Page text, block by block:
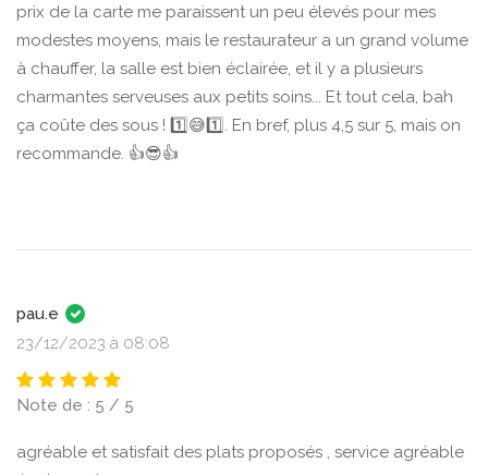
prix de la carte me paraissent un peu élevés pour mes
modestes moyens, mais le restaurateur a un grand volume
à chauffer, la salle est bien éclairée, et il y a plusieurs
charmantes serveuses aux petits soins... Et tout cela, bah
ça coûte des sous ! 1️⃣😅1️⃣. En bref, plus 4,5 sur 5, mais on
recommande. 👍😎👍
pau.e
23/12/2023 à 08:08
Note de : 5 / 5
agréable et satisfait des plats proposés , service agréable